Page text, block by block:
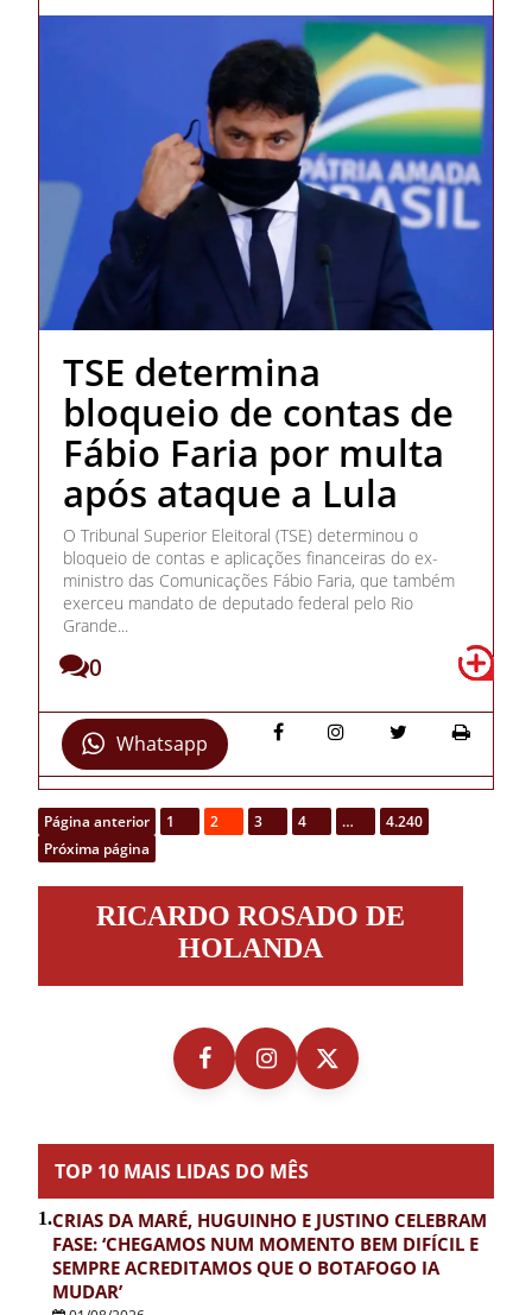
TSE determina
bloqueio de contas de
Fábio Faria por multa
após ataque a Lula
O Tribunal Superior Eleitoral (TSE) determinou o
bloqueio de contas e aplicações financeiras do ex-
ministro das Comunicações Fábio Faria, que também
exerceu mandato de deputado federal pelo Rio
Grande...
0
Whatsapp
Página anterior 1 2 3 4 …
4.240
Próxima página
RosadoRICARDO ROSADO DE
HOLANDA
TOP 10 MAIS LIDAS DO MÊS
1.CRIAS DA MARÉ, HUGUINHO E JUSTINO CELEBRAM
FASE: ‘CHEGAMOS NUM MOMENTO BEM DIFÍCIL E
SEMPRE ACREDITAMOS QUE O BOTAFOGO IA
MUDAR’